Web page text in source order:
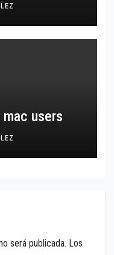
mac users
será publicada. Los